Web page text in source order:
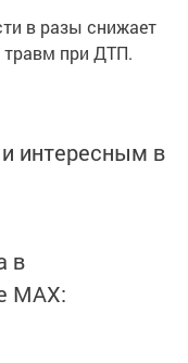
в разы снижает
травм при ДТП.
интересным в
в
MАХ: